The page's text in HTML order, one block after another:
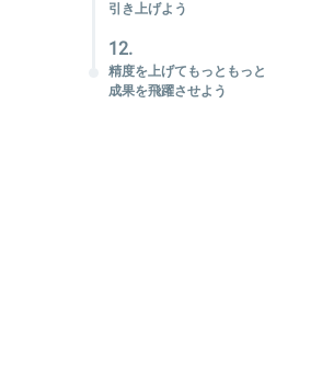
引き上げよう
12.
精度を上げてもっともっと
成果を飛躍させよう